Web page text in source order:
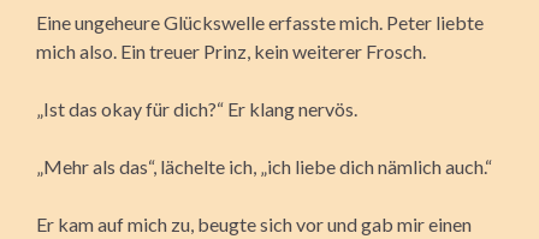
Eine ungeheure Glückswelle erfasste mich. Peter liebte
mich also. Ein treuer Prinz, kein weiterer Frosch.
„Ist das okay für dich?“ Er klang nervös.
„Mehr als das“, lächelte ich, „ich liebe dich nämlich auch.“
Er kam auf mich zu, beugte sich vor und gab mir einen